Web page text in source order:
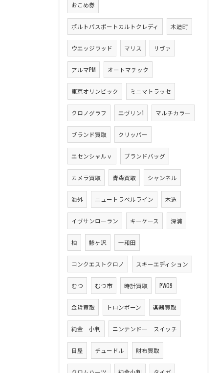
おこめ券
ポルトパスポートカルトクレディ 木造町
ウエッジウッド マリス リヴァ
アルマPM オートマチック
東京オリンピック ミニマトラッセ
クロノグラフ エヴリン1 マルチカラー
ブランド買取 クリッパー
エセンシャルｖ ブランドバッグ
カメラ買取 青森買取 シャンネル
海外 ニュートラベルライン 木造
イヴサンローラン キーケース 深浦
柏 鯵ヶ沢 十和田
コンクエストクロノ スキーエディション
むつ むつ市 時計買取 PWG9
金貨買取 トロンボーン 楽器買取
純金 小判 ニンテンドー スイッチ
目屋 チュードル 財布買取